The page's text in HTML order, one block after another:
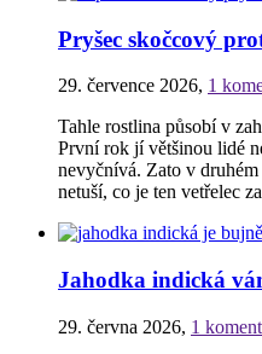
Pryšec skočcový
29. července 2026, 1
Tahle rostlina působí v
První rok jí většinou lidé
nevyčnívá. Zato v
netuší, co je ten vetřelec
Jahodka indická
29. června 2026, 1